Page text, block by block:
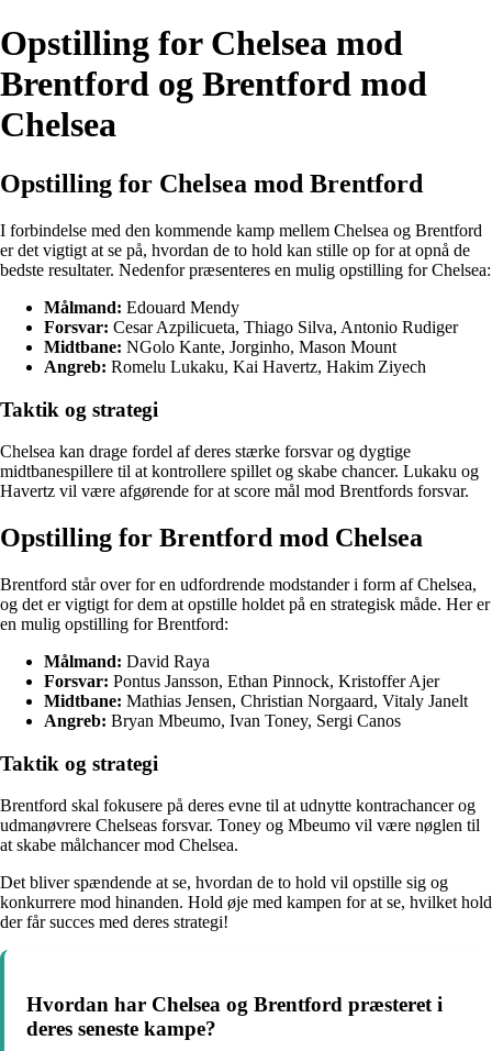
Opstilling for Chelsea mod
Brentford og Brentford mod
Chelsea
Opstilling for Chelsea mod Brentford
I forbindelse med den kommende kamp mellem Chelsea og Brentford
er det vigtigt at se på, hvordan de to hold kan stille op for at opnå de
bedste resultater. Nedenfor præsenteres en mulig opstilling for Chelsea:
Målmand: Edouard Mendy
Forsvar: Cesar Azpilicueta, Thiago Silva, Antonio Rudiger
Midtbane: NGolo Kante, Jorginho, Mason Mount
Angreb: Romelu Lukaku, Kai Havertz, Hakim Ziyech
Taktik og strategi
Chelsea kan drage fordel af deres stærke forsvar og dygtige
midtbanespillere til at kontrollere spillet og skabe chancer. Lukaku og
Havertz vil være afgørende for at score mål mod Brentfords forsvar.
Opstilling for Brentford mod Chelsea
Brentford står over for en udfordrende modstander i form af Chelsea,
og det er vigtigt for dem at opstille holdet på en strategisk måde. Her er
en mulig opstilling for Brentford:
Målmand: David Raya
Forsvar: Pontus Jansson, Ethan Pinnock, Kristoffer Ajer
Midtbane: Mathias Jensen, Christian Norgaard, Vitaly Janelt
Angreb: Bryan Mbeumo, Ivan Toney, Sergi Canos
Taktik og strategi
Brentford skal fokusere på deres evne til at udnytte kontrachancer og
udmanøvrere Chelseas forsvar. Toney og Mbeumo vil være nøglen til
at skabe målchancer mod Chelsea.
Det bliver spændende at se, hvordan de to hold vil opstille sig og
konkurrere mod hinanden. Hold øje med kampen for at se, hvilket hold
der får succes med deres strategi!
Hvordan har Chelsea og Brentford præsteret i
deres seneste kampe?